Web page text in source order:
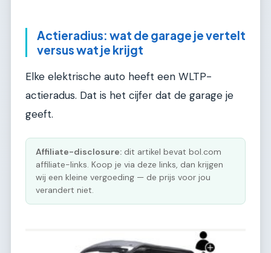
Actieradius: wat de garage je vertelt
versus wat je krijgt
Elke elektrische auto heeft een WLTP-
actieradus. Dat is het cijfer dat de garage je
geeft.
Affiliate-disclosure: dit artikel bevat bol.com
affiliate-links. Koop je via deze links, dan krijgen
wij een kleine vergoeding — de prijs voor jou
verandert niet.